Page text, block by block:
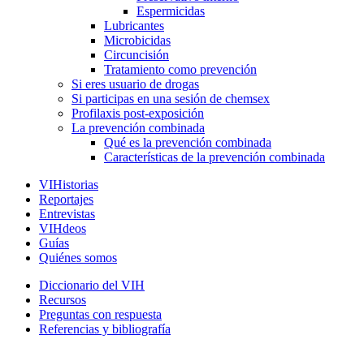
Espermicidas
Lubricantes
Microbicidas
Circuncisión
Tratamiento como prevención
Si eres usuario de drogas
Si participas en una sesión de chemsex
Profilaxis post-exposición
La prevención combinada
Qué es la prevención combinada
Características de la prevención combinada
VIHistorias
Reportajes
Entrevistas
VIHdeos
Guías
Quiénes somos
Diccionario del VIH
Recursos
Preguntas con respuesta
Referencias y bibliografía